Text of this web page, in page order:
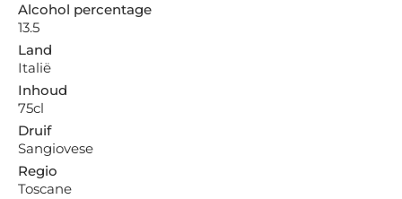
Alcohol percentage
13.5
Land
Italië
Inhoud
75cl
Druif
Sangiovese
Regio
Toscane